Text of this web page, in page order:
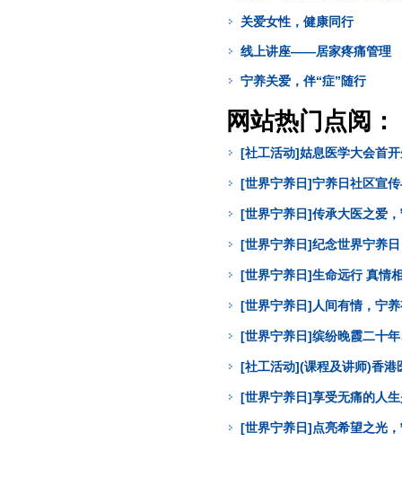
关爱女性，健康同行
线上讲座——居家疼痛管理
宁养关爱，伴“症”随行
网站热门点阅：
[社工活动]姑息医学大会首
[世界宁养日]宁养日社区宣
[世界宁养日]传承大医之爱
[世界宁养日]纪念世界宁养
[世界宁养日]生命远行 真情
[世界宁养日]人间有情，宁
[世界宁养日]缤纷晚霞二十
[社工活动](课程及讲师)香
[世界宁养日]享受无痛的人
[世界宁养日]点亮希望之光